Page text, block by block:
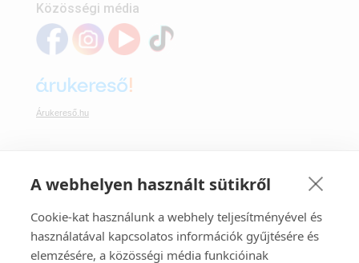
A webhelyen használt sütikről
Cookie-kat használunk a webhely teljesítményével és
használatával kapcsolatos információk gyűjtésére és
elemzésére, a közösségi média funkcióinak
Közösségi média
Árukereső.hu
Webáruházunkban bankkártyával is fizethet: